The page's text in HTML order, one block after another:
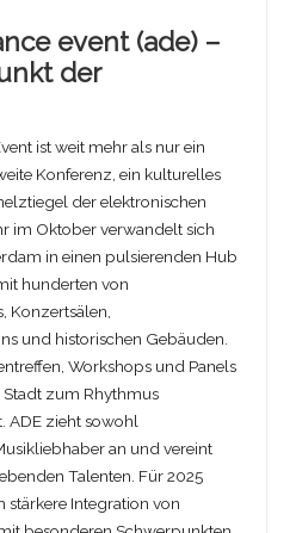
event (ade) –
der
ist weit mehr als nur ein
Konferenz, ein kulturelles
der elektronischen
im Oktober verwandelt sich
in einen pulsierenden Hub
hunderten von
Konzertsälen,
und historischen Gebäuden.
Workshops und Panels
Stadt zum Rhythmus
ADE zieht sowohl
an und vereint
Talenten. Für 2025
stärkere Integration von